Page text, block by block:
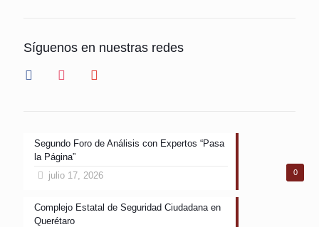
Síguenos en nuestras redes
facebook instagram youtube
0
Segundo Foro de Análisis con Expertos “Pasa
la Página”
julio 17, 2026
Complejo Estatal de Seguridad Ciudadana en
Querétaro